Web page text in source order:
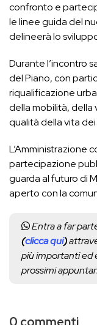
confronto e
le linee guida del
delineerà lo
Durante l’incontro
del Piano, con
riqualificazione
della mobilità, della
qualità della vita
L’Amministrazione
partecipazione
guarda al futuro di
aperto con la
Entra a far
(clicca qui)
più importanti ed
prossimi